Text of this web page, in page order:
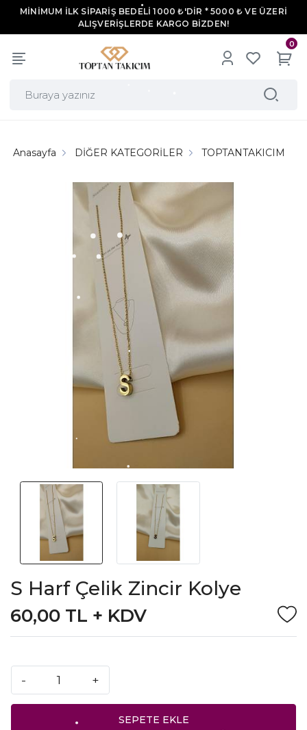
MİNİMUM İLK SİPARİŞ BEDELİ 1000 ₺'DİR * 5000 ₺ VE ÜZERİ
ALIŞVERİŞLERDE KARGO BİZDEN!
0
Anasayfa DİĞER KATEGORİLER TOPTANTAKICIM
S Harf Çelik Zincir Kolye
60,00 TL + KDV
- +
SEPETE EKLE